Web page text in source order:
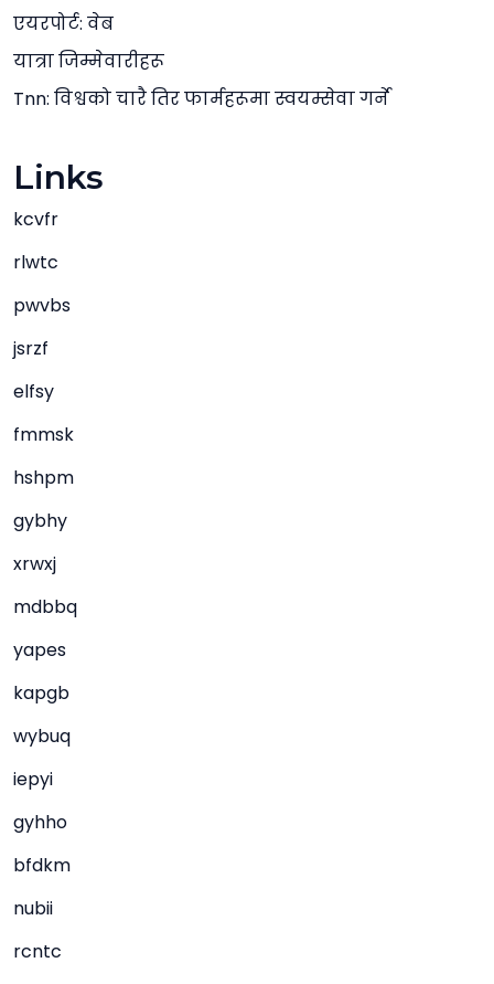
एयरपोर्ट: वेब
यात्रा जिम्मेवारीहरू
Tnn: विश्वको चारै तिर फार्महरूमा स्वयम्सेवा गर्ने
Links
kcvfr
rlwtc
pwvbs
jsrzf
elfsy
fmmsk
hshpm
gybhy
xrwxj
mdbbq
yapes
kapgb
wybuq
iepyi
gyhho
bfdkm
nubii
rcntc